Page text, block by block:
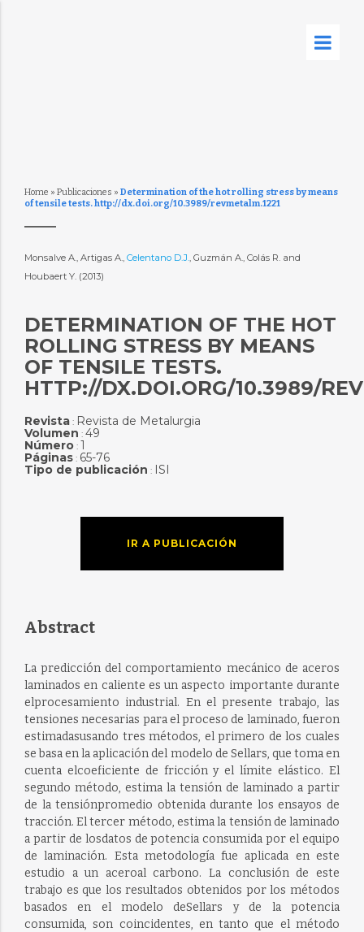
Home » Publicaciones » Determination of the hot rolling stress by means
of tensile tests. http://dx.doi.org/10.3989/revmetalm.1221
Monsalve A., Artigas A., Celentano D.J., Guzmán A., Colás R. and
Houbaert Y. (2013)
DETERMINATION OF THE HOT
ROLLING STRESS BY MEANS
OF TENSILE TESTS.
HTTP://DX.DOI.ORG/10.3989/
Revista: Revista de Metalurgia
Volumen : 49
Número: 1
Páginas: 65-76
Tipo de publicación : ISI
IR A PUBLICACIÓN
Abstract
La predicción del comportamiento mecánico de aceros
laminados en caliente es un aspecto importante durante
elprocesamiento industrial. En el presente trabajo, las
tensiones necesarias para el proceso de laminado, fueron
estimadasusando tres métodos, el primero de los cuales
se basa en la aplicación del modelo de Sellars, que toma en
cuenta elcoeficiente de fricción y el límite elástico. El
segundo método, estima la tensión de laminado a partir
de la tensiónpromedio obtenida durante los ensayos de
tracción. El tercer método, estima la tensión de laminado
a partir de losdatos de potencia consumida por el equipo
de laminación. Esta metodología fue aplicada en este
estudio a un aceroal carbono. La conclusión de este
trabajo es que los resultados obtenidos por los métodos
basados en el modelo deSellars y de la potencia
consumida, son coincidentes, en tanto que el método